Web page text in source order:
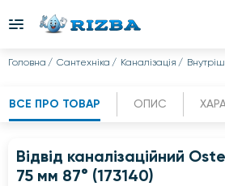
Головна Сантехніка Каналізація
ВСЕ ПРО ТОВАР ОПИС
Відвід каналізаційний
75 мм 87° (173140)